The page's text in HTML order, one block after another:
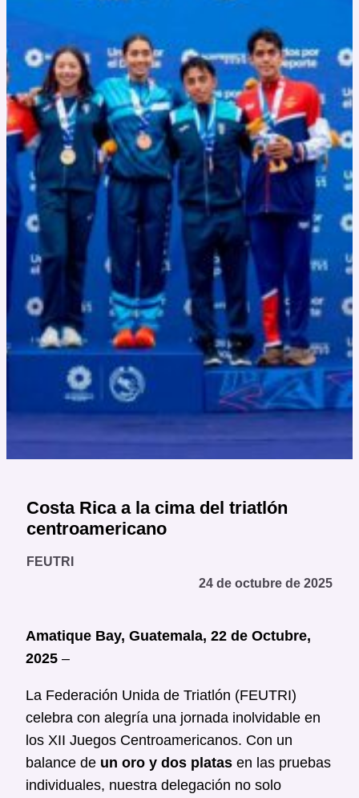
Costa Rica a la cima del triatlón
centroamericano
FEUTRI
24 de octubre de 2025
Amatique Bay, Guatemala, 22 de Octubre,
2025 –
La Federación Unida de Triatlón (FEUTRI)
celebra con alegría una jornada inolvidable en
los XII Juegos Centroamericanos. Con un
balance de un oro y dos platas en las pruebas
individuales, nuestra delegación no solo